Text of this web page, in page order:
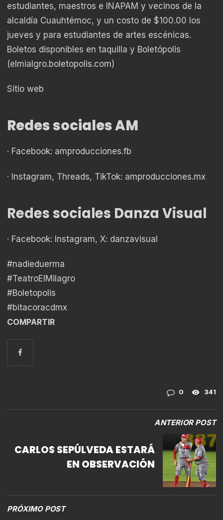
estudiantes, maestros e INAPAM y vecinos de la
alcaldía Cuauhtémoc, y un costo de $100.00 los
jueves y para estudiantes de artes escénicas.
Boletos disponibles en taquilla y Boletópolis
(elmialgro.boletopolis.com)
Sitio web
Redes sociales AM
· Facebook: amproducciones.fb
· Instagram, Threads, TikTok: amproducciones.mx
Redes sociales Danza Visual
· Facebook: Instagram, X: danzavisual
#nadieduerma
#TeatroElMilagro
#Boletopolis
#bitacoracdmx
COMPARTIR
0 341
ANTERIOR POST
CARLOS SEPÚLVEDA ESTARÁ
EN OBSERVACIÓN
PRÓXIMO POST